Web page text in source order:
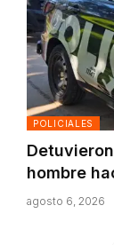
POLICIALES
hombre
agosto 6, 2026